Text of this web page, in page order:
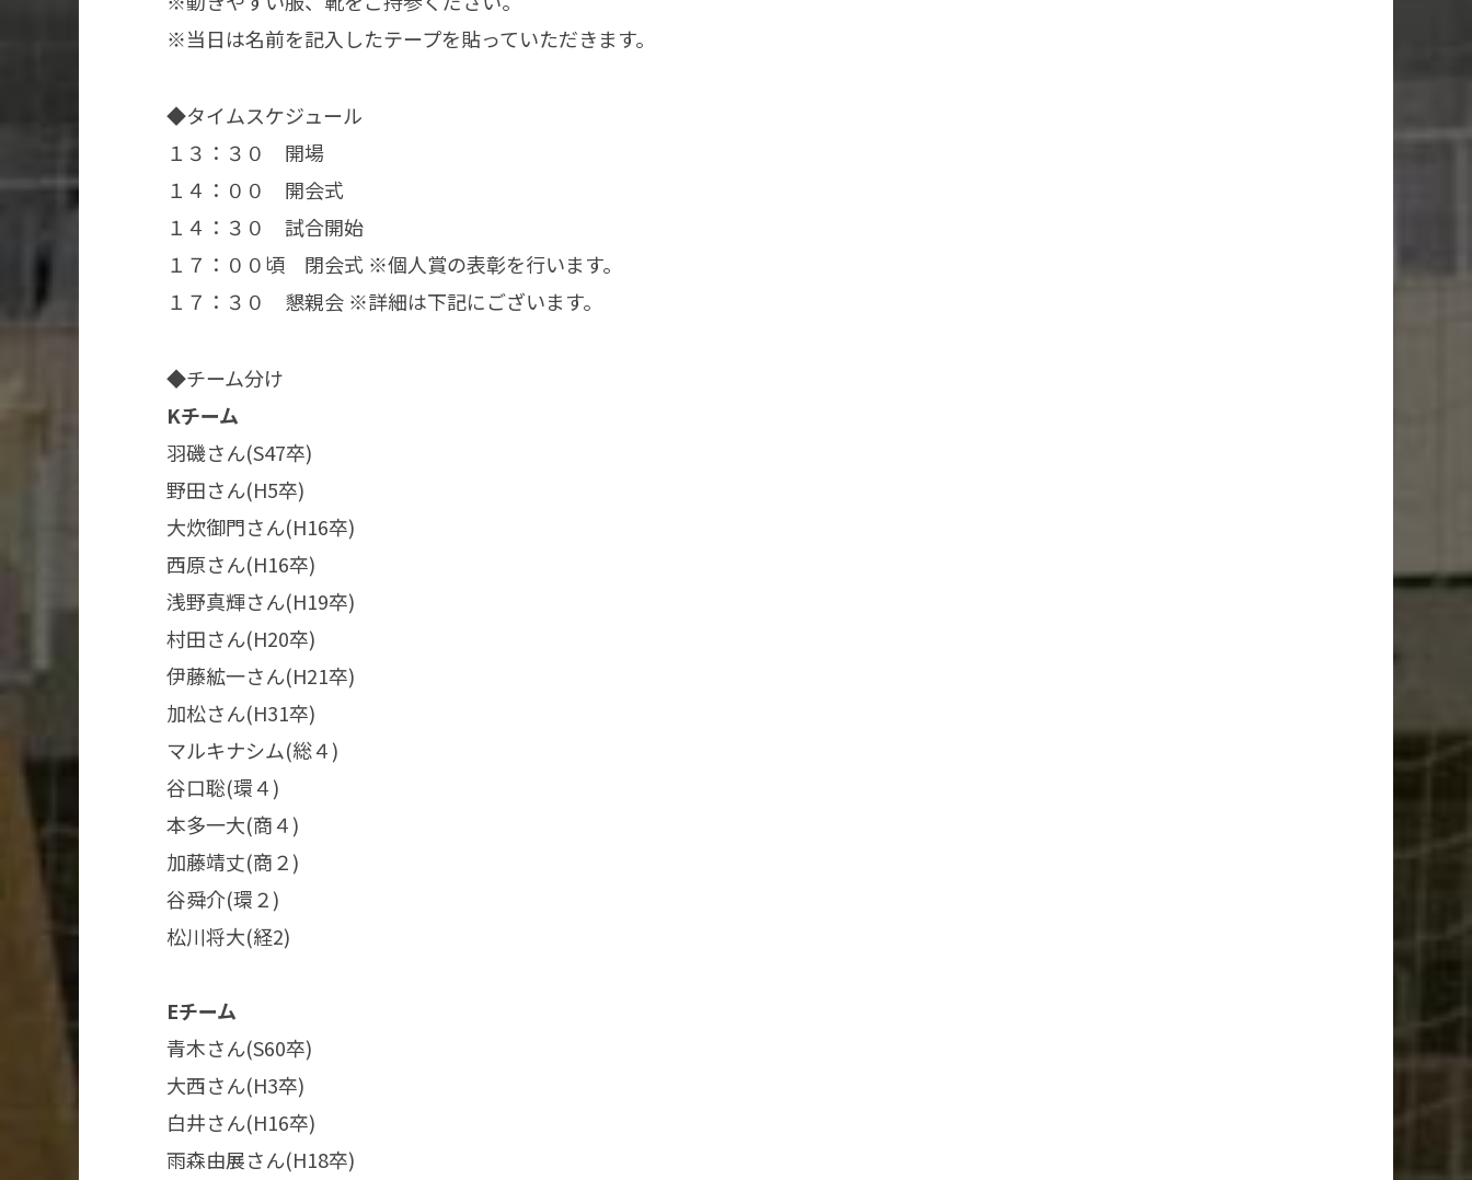
※当日は名前を記入したテープを貼っていただきます。
◆タイムスケジュール
１３：３０ 開場
１４：００ 開会式
１４：３０ 試合開始
１７：００頃 閉会式 ※個人賞の表彰を行います。
１７：３０ 懇親会 ※詳細は下記にございます。
◆チーム分け
Kチーム​
羽磯さん(S47卒) ​
野田さん(H5卒)​
大炊御門さん(H16卒)​
西原さん(H16卒)​​​
浅野真輝さん(H19卒)​
村田さん(H20卒)​
伊藤絋一さん(H21卒)​​
加松さん(H31卒)​​
マルキナシム(総４)​
谷口聡(環４)​
本多一大(商４)​
加藤靖丈(商２)​
谷舜介(環２)​
松川将大(経2)​
Eチーム​
青木さん(S60卒)​
大西さん(H3卒)​
白井さん(H16卒)​
雨森由展さん(H18卒)​